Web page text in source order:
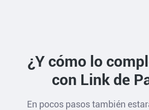
¿Y cómo lo
con Link de
En pocos pasos también